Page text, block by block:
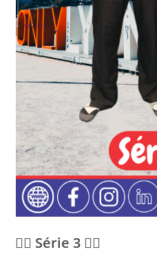
💁‍♂️ Série 3 💁‍♂️